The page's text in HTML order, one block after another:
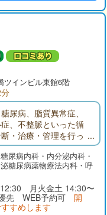
ツインビル東館6階
尿病、脂質異常症、
、不整脈といった循
・治療・管理を行っ
生活の質（QOL）向
を目指しておりま
尿病内科・内分泌内科・
糖尿病薬物療法内科・呼
月火金土 14:30〜
先 WEB予約可 開
すめします